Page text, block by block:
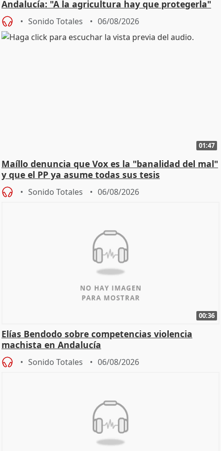
Andalucía: "A la agricultura hay que protegerla"
Sonido Totales 06/08/2026
01:47
Maíllo denuncia que Vox es la "banalidad del mal"
y que el PP ya asume todas sus tesis
Sonido Totales 06/08/2026
00:36
Elías Bendodo sobre competencias violencia
machista en Andalucía
Sonido Totales 06/08/2026